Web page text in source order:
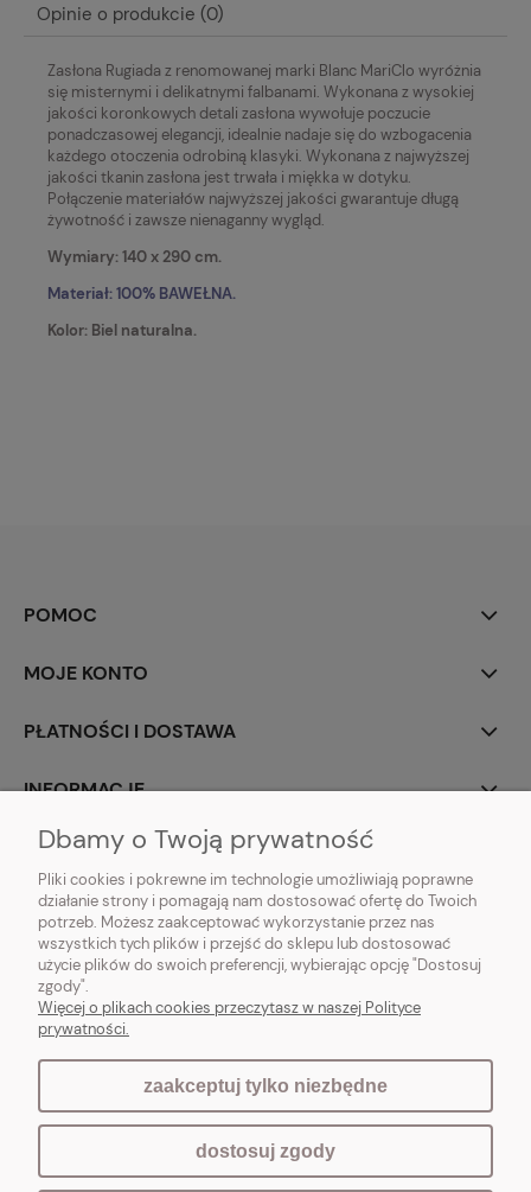
Opinie o produkcie (0)
Zasłona Rugiada z renomowanej marki Blanc MariClo wyróżnia
się misternymi i delikatnymi falbanami. Wykonana z wysokiej
jakości koronkowych detali zasłona wywołuje poczucie
ponadczasowej elegancji, idealnie nadaje się do wzbogacenia
każdego otoczenia odrobiną klasyki. Wykonana z najwyższej
jakości tkanin zasłona jest trwała i miękka w dotyku.
Połączenie materiałów najwyższej jakości gwarantuje długą
żywotność i zawsze nienaganny wygląd.
Wymiary: 140 x 290 cm.
Materiał:100% BAWEŁNA.
Kolor: Biel naturalna.
POMOC
MOJE KONTO
PŁATNOŚCI I DOSTAWA
INFORMACJE
O NAS
Vintagedeco.pl - sklep internetowy - meble i artykuły dekoracyjne do domu
i ogrodu w stylu vintage, skandynawskim, prowansalskim, boho, shabby
chic, industrialnym i loft.
Sklep internetowy Shoper.pl
Dbamy o Twoją prywatność
Pliki cookies i pokrewne im technologie umożliwiają poprawne
działanie strony i pomagają nam dostosować ofertę do Twoich
potrzeb. Możesz zaakceptować wykorzystanie przez nas
wszystkich tych plików i przejść do sklepu lub dostosować
użycie plików do swoich preferencji, wybierając opcję "Dostosuj
zgody".
Więcej o plikach cookies przeczytasz w naszej Polityce
prywatności.
zaakceptuj tylko niezbędne
dostosuj zgody